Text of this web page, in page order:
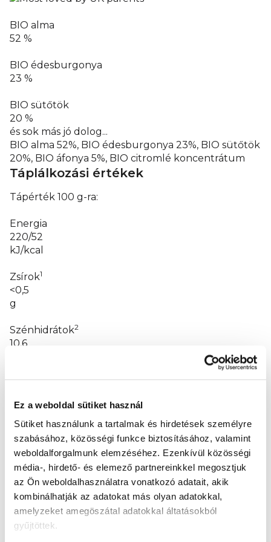
Ez a weboldal sütiket használ
Sütiket használunk a tartalmak és hirdetések személyre
szabásához, közösségi funkce biztosításához, valamint
weboldalforgalmunk elemzéséhez. Ezenkívül közösségi
média-, hirdető- és elemező partnereinkkel megosztjuk
az Ön weboldalhasználatra vonatkozó adatait, akik
kombinálhatják az adatokat más olyan adatokkal,
amelyzeket amegöszátal adatokkal áltatásokból
gyűjtöttek.
Barn, 22 Greys Green Farm Rotherfield Grays Henley-on-
Health Academy, s.r.o., Zbraslavská 22/49, 159 00, Prága,
Csehország.
BIO alma
52 %
BIO édesburgonya
23 %
BIO sütőtök
20 %
és sok más jó dolog...
BIO alma 52%, BIO édesburgonya 23%, BIO sütőtök
20%, BIO áfonya 5%, BIO citromlé koncentrátum
Táplálkozási értékek
Tápérték 100 g-ra:
Energia
220/52
kJ/kcal
Zsírok1
<0,5
g
Szénhidrátok2
10,6
Rost
g
Fehérjék
0,8
3
0,04
g
Ebből telített zsírsavak <0,1 g.